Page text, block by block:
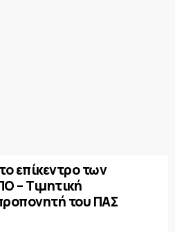
επίκεντρο των
– Τιμητική
του ΠΑΣ